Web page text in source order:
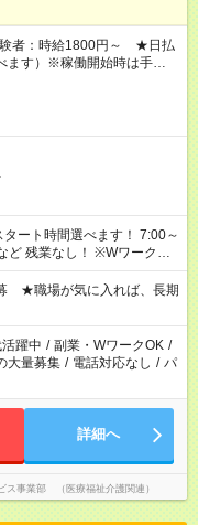
者：時給1800円～ ★日払
ます）※稼働開始時は手続き
し！ ※Wワークの
超の就業はご案内できませ
務は社会保険への加入対象
遣の原則禁止）により、
しい場合があります
★職場が気に入れば、長期
躍中 / 副業・WワークOK /
大量募集 / 電話対応なし / パ
詳細へ
事業部 （医療福祉介護関連）